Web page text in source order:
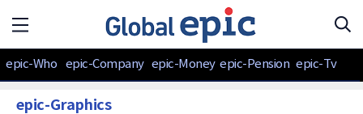
epic-Who epic-Company epic-Money epic-Pension epic-Tv
epic-Graphics